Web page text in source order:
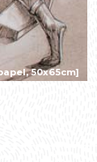
50x65cm]